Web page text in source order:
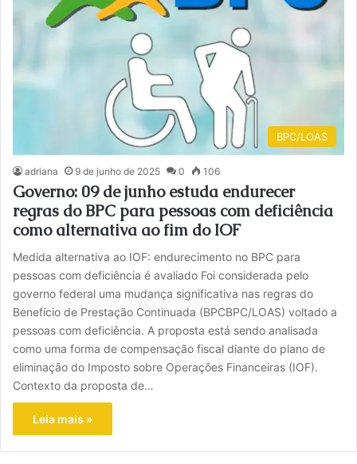
BPC/LOAS
adriana 9 de junho de 2025 0 106
Governo: 09 de junho estuda endurecer
regras do BPC para pessoas com deficiência
como alternativa ao fim do IOF
Medida alternativa ao IOF: endurecimento no BPC para
pessoas com deficiência é avaliado Foi considerada pelo
governo federal uma mudança significativa nas regras do
Benefício de Prestação Continuada (BPCBPC/LOAS) voltado a
pessoas com deficiência. A proposta está sendo analisada
como uma forma de compensação fiscal diante do plano de
eliminação do Imposto sobre Operações Financeiras (IOF).
Contexto da proposta de…
Leia mais »